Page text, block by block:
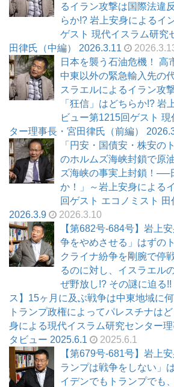
るイラン攻撃は国際法違
らか!? 岩上安身によるイ
ゲスト 現代イスラム研究
田律氏（中編） 2026.3.11
日本を襲う石油危機！ 高
中東以外の緊急輸入先の
スラエルによるイラン攻
「狂信」はどちらか!? 岩
ビュー第1215回ゲスト
ター理事長・宮田律氏（前編）
「円安・国債安・株安の
のホルムズ海峡封鎖で原
ズ海峡の事実上封鎖！──
か！」～岩上安身による
回ゲスト エコノミスト 田
2026.3.9
2026.3.10
【第682号-684号】岩上
争をやめさせる」はずの
クライナ紛争を剛腕で停
るのに対し、イスラエル
ぜ野放し!? その謎に迫る
ス】15ヶ月に及ぶ戦争は中東地域に
トランプ政権によってパレスチナは
身による現代イスラム研究センター
タビュー 2025.6.1
2025.6.1
【第679号-681号】岩上
ランプは戦争をしない」
イデンでもトランプでも